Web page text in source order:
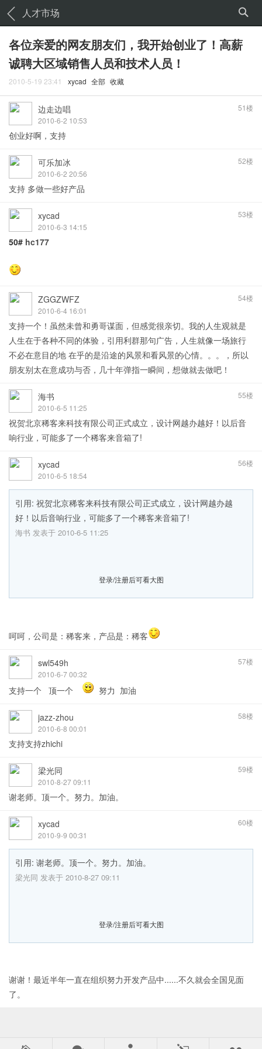
人才市场
各位亲爱的网友朋友们，我开始创业了！高薪
诚聘大区域销售人员和技术人员！
2010-5-19 23:41 xycad 全部 收藏
51楼
边走边唱
2010-6-2 10:53
创业好啊，支持
52楼
可乐加冰
2010-6-2 20:56
支持 多做一些好产品
53楼
xycad
2010-6-3 14:15
50# hc177
54楼
ZGGZWFZ
2010-6-4 16:01
支持一个！虽然未曾和勇哥谋面，但感觉很亲切。我的人生观就是
人生在于各种不同的体验，引用利群那句广告，人生就像一场旅行
不必在意目的地 在乎的是沿途的风景和看风景的心情。。。，所以
朋友别太在意成功与否，几十年弹指一瞬间，想做就去做吧！
55楼
海书
2010-6-5 11:25
祝贺北京稀客来科技有限公司正式成立，设计网越办越好！以后音
响行业，可能多了一个稀客来音箱了!
56楼
xycad
2010-6-5 18:54
引用: 祝贺北京稀客来科技有限公司正式成立，设计网越办越
好！以后音响行业，可能多了一个稀客来音箱了!
海书 发表于 2010-6-5 11:25
登录/注册后可看大图
呵呵，公司是：稀客来，产品是：稀客
57楼
swl549h
2010-6-7 00:32
支持一个 顶一个 努力 加油
58楼
jazz-zhou
2010-6-8 00:01
支持支持zhichi
59楼
梁光同
2010-8-27 09:11
谢老师。顶一个。努力。加油。
60楼
xycad
2010-9-9 00:31
引用: 谢老师。顶一个。努力。加油。
梁光同 发表于 2010-8-27 09:11
登录/注册后可看大图
谢谢！最近半年一直在组织努力开发产品中......不久就会全国见面
了。